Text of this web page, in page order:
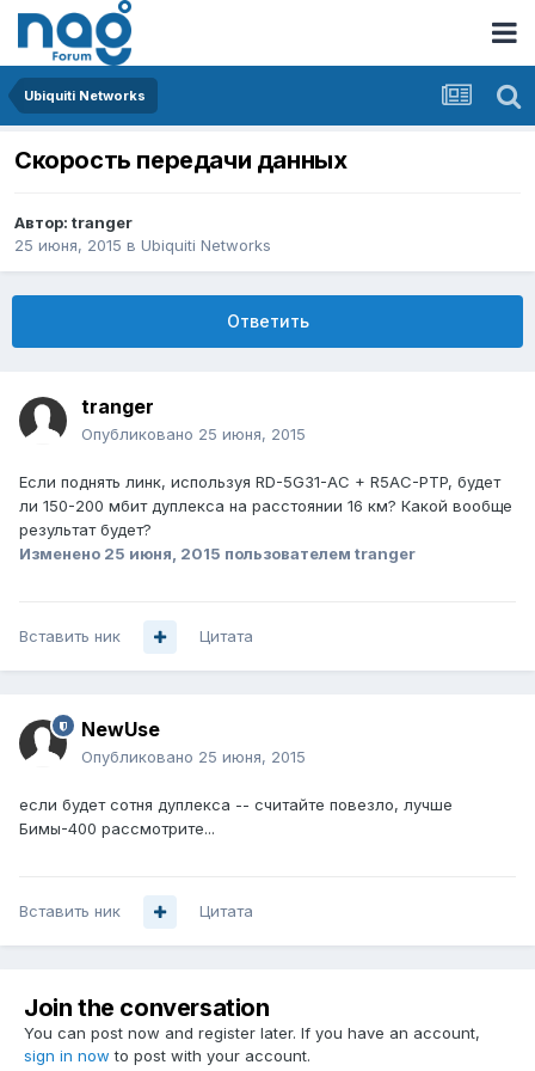
Ubiquiti Networks
Скорость передачи данных
Автор: tranger
25 июня, 2015 в Ubiquiti Networks
Ответить
tranger
Опубликовано 25 июня, 2015
Если поднять линк, используя RD-5G31-AC + R5AC-PTP, будет
ли 150-200 мбит дуплекса на расстоянии 16 км? Какой вообще
результат будет?
Изменено 25 июня, 2015 пользователем tranger
Вставить ник Цитата
NewUse
Опубликовано 25 июня, 2015
если будет сотня дуплекса -- считайте повезло, лучше
Бимы-400 рассмотрите...
Вставить ник Цитата
Join the conversation
You can post now and register later. If you have an account,
sign in now to post with your account.